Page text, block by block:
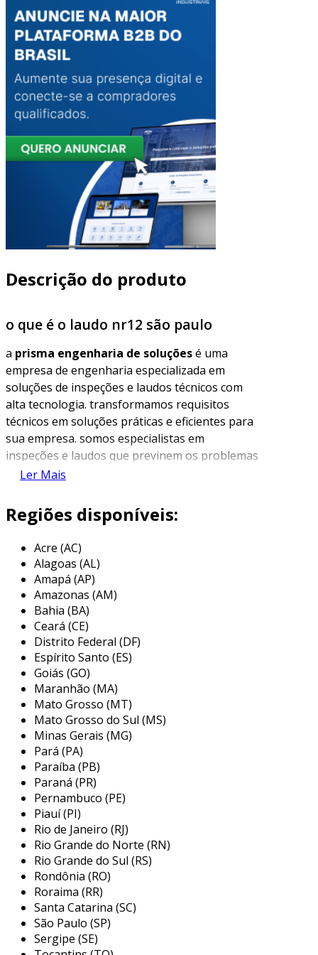
Descrição do produto
o que é o laudo nr12 são paulo
a prisma engenharia de soluçõesé uma
empresa de engenharia especializada em
soluções de inspeções e laudos técnicos com
alta tecnologia. transformamos requisitos
técnicos em soluções práticas e eficientes para
sua empresa. somos especialistas em
inspeções e laudos que previnem os problemas
antes que eles aconteçam. nossa abordagem é
segurança e a conformidade legal de máquinas
e equipamentos.
nosso serviço de laudo nr-12 oferece uma
solução completa e personalizada para
garantir a conformidade legal e a segurança
das máquinas e equipamentos da sua empresa,
seguindo todos os requisitos da norma
regulamentadora nº 12 do ministério do
trabalho. as etapas do serviço incluem uma
apreciação de risco, onde realizamos um
mapeamento completo dos riscos associados a
cada máquina e equipamento, identificando
zonas de perigo, pontos de aprisionamento,
esmagamento, choque elétrico, entre outros.
além disso, nossa equipe realiza uma análise
técnica especializada, avaliando cada ponto
crítico com base em normas técnicas nacionais
e internacionais. propomos soluções de
segurança sob medida para sua operação,
garantindo que cada aspecto seja
cuidadosamente considerado. elaboramos um
plano de ação estruturado, com priorização
baseada no nível de risco, exposição e
frequência de uso, otimizando recursos e
garantindo um excelente custo-benefício.
Ler Mais
Regiões disponíveis:
Acre (AC)
Alagoas (AL)
Amapá (AP)
Amazonas (AM)
Bahia (BA)
Ceará (CE)
Distrito Federal (DF)
Espírito Santo (ES)
Goiás (GO)
Maranhão (MA)
Mato Grosso (MT)
Mato Grosso do Sul (MS)
Minas Gerais (MG)
Pará (PA)
Paraíba (PB)
Paraná (PR)
Pernambuco (PE)
Piauí (PI)
Rio de Janeiro (RJ)
Rio Grande do Norte (RN)
Rio Grande do Sul (RS)
Rondônia (RO)
Roraima (RR)
Santa Catarina (SC)
São Paulo (SP)
Sergipe (SE)